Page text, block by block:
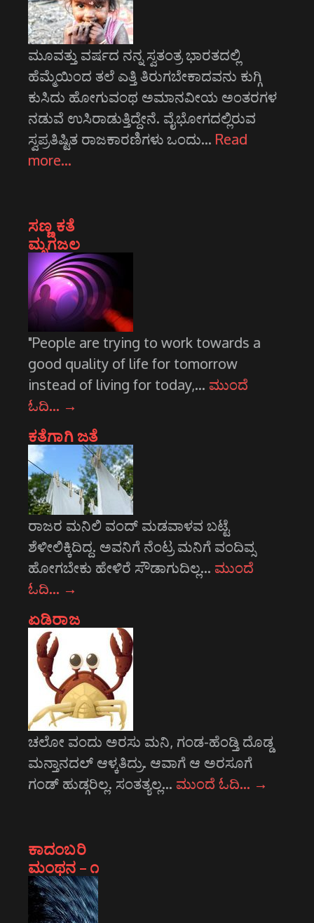
ಮೂವತ್ತು ವರ್ಷದ ನನ್ನ ಸ್ವತಂತ್ರ ಭಾರತದಲ್ಲಿ
ಹೆಮ್ಮೆಯಿಂದ ತಲೆ ಎತ್ತಿ ತಿರುಗಬೇಕಾದವನು ಕುಗ್ಗಿ
ಕುಸಿದು ಹೋಗುವಂಥ ಅಮಾನವೀಯ ಅಂತರಗಳ
ನಡುವೆ ಉಸಿರಾಡುತ್ತಿದ್ದೇನೆ. ವೈಭೋಗದಲ್ಲಿರುವ
ಸ್ವಪ್ರತಿಷ್ಟಿತ ರಾಜಕಾರಣಿಗಳು ಒಂದು… Read
more…
ಸಣ್ಣ ಕತೆ
ಮೃಗಜಲ
"People are trying to work towards a
good quality of life for tomorrow
instead of living for today,… ಮುಂದೆ
ಓದಿ… →
ಕತೆಗಾಗಿ ಜತೆ
ರಾಜರ ಮನಿಲಿ ವಂದ್ ಮಡವಾಳವ ಬಟ್ಟೆ
ಶೆಳೀಲಿಕ್ಕಿದಿದ್ದ. ಅವನಿಗೆ ನೆಂಟ್ರ ಮನಿಗೆ ವಂದಿವ್ಸ
ಹೋಗಬೇಕು ಹೇಳಿರೆ ಸೌಡಾಗುದಿಲ್ಲ… ಮುಂದೆ
ಓದಿ… →
ಏಡಿರಾಜ
ಚಲೋ ವಂದು ಅರಸು ಮನಿ, ಗಂಡ-ಹೆಂಡ್ತಿ ದೊಡ್ಡ
ಮನ್ತಾನದಲ್ ಆಳ್ಕತಿದ್ರು. ಆವಾಗೆ ಆ ಅರಸೂಗೆ
ಗಂಡ್ ಹುಡ್ಗರಿಲ್ಲ. ಸಂತತ್ಯಲ್ಲ… ಮುಂದೆ ಓದಿ… →
ಕಾದಂಬರಿ
ಮಂಥನ – ೧